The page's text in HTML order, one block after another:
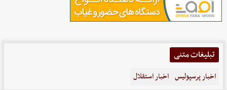
تبلیغات متنی
اخبار پرسپولیس اخبار استقلال